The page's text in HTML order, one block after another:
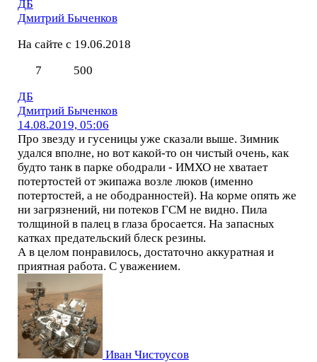
ДБ
Дмитрий Быченков
На сайте с 19.06.2018
7
500
ДБ
Дмитрий Быченков
14.08.2019, 05:06
Про звезду и гусеницы уже сказали выше. Зимник
удался вполне, но вот какой-то он чистый очень, как
будто танк в парке ободрали - ИМХО не хватает
потертостей от экипажа возле люков (именно
потертостей, а не ободранностей). На корме опять же
ни загрязнений, ни потеков ГСМ не видно. Пила
толщиной в палец в глаза бросается. На запасных
катках предательский блеск резины.
А в целом понравилось, достаточно аккуратная и
приятная работа. С уважением.
Иван Чистоусов